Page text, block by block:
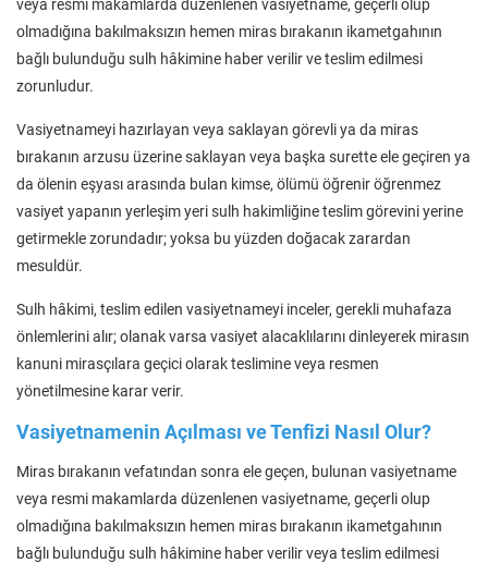
veya resmi makamlarda düzenlenen vasiyetname, geçerli olup
olmadığına bakılmaksızın hemen miras bırakanın ikametgahının
bağlı bulunduğu sulh hâkimine haber verilir ve teslim edilmesi
zorunludur.
Vasiyetnameyi hazırlayan veya saklayan görevli ya da miras
bırakanın arzusu üzerine saklayan veya başka surette ele geçiren ya
da ölenin eşyası arasında bulan kimse, ölümü öğrenir öğrenmez
vasiyet yapanın yerleşim yeri sulh hakimliğine teslim görevini yerine
getirmekle zorundadır; yoksa bu yüzden doğacak zarardan
mesuldür.
Sulh hâkimi, teslim edilen vasiyetnameyi inceler, gerekli muhafaza
önlemlerini alır; olanak varsa vasiyet alacaklılarını dinleyerek mirasın
kanuni mirasçılara geçici olarak teslimine veya resmen
yönetilmesine karar verir.
Vasiyetnamenin Açılması ve Tenfizi Nasıl Olur?
Miras bırakanın vefatından sonra ele geçen, bulunan vasiyetname
veya resmi makamlarda düzenlenen vasiyetname, geçerli olup
olmadığına bakılmaksızın hemen miras bırakanın ikametgahının
bağlı bulunduğu sulh hâkimine haber verilir veya teslim edilmesi